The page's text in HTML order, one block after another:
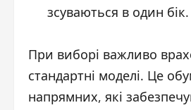
зсуваються в один бік.
При виборі важливо
стандартні моделі. Це
напрямних, які